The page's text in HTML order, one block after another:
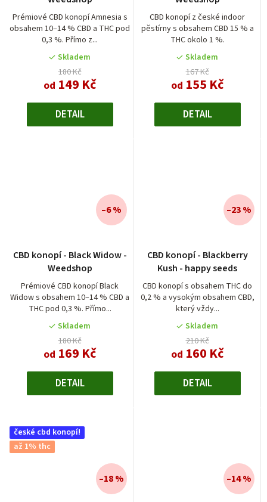
Prémiové CBD konopí Amnesia s
obsahem 10–14 % CBD a THC pod
0,3 %. Přímo z...
Skladem
180 Kč
od 149 Kč
DETAIL
CBD konopí z české indoor
pěstírny s obsahem CBD 15 % a
THC okolo 1 %.
produktu
je
5,0
z
5
hvězdiček.
Skladem
167 Kč
od 155 Kč
DETAIL
CBD konopí - Black Widow -
Weedshop
Prémiové CBD konopí Black
Widow s obsahem 10–14 % CBD a
THC pod 0,3 %. Přímo...
Skladem
180 Kč
od 169 Kč
–6 %
DETAIL
CBD konopí - Blackberry
Kush - happy seeds
CBD konopí s obsahem THC do
0,2 % a vysokým obsahem CBD,
který vždy...
Skladem
210 Kč
od 160 Kč
–23 %
DETAIL
české cbd konopí!
až 1% thc
–18 % –14 %